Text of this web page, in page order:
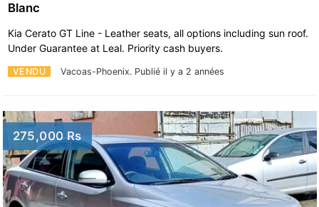
VENDU Vacoas-Phoenix. Publié il y a 2 années
Blanc
Kia Cerato GT Line - Leather seats, all options including sun roof.
Under Guarantee at Leal. Priority cash buyers.
275,000 Rs